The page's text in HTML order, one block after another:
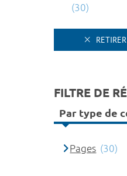
(30)
FILTRE DE
Par type de
Pages (30)